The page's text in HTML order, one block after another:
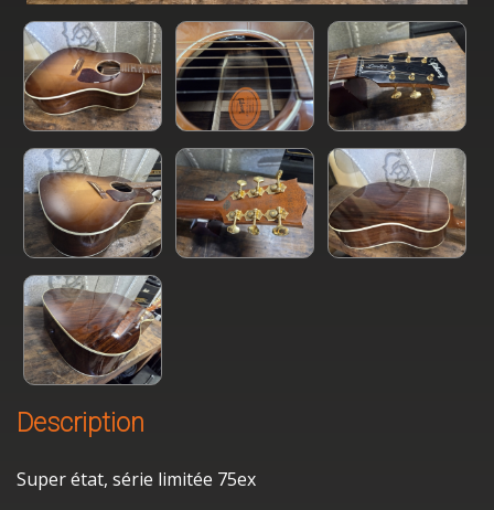
Description
Super état, série limitée 75ex